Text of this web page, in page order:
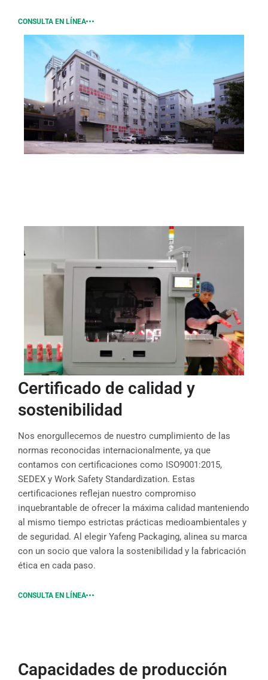
CONSULTA EN LÍNEA
Certificado de calidad y
sostenibilidad
Nos enorgullecemos de nuestro cumplimiento de las
normas reconocidas internacionalmente, ya que
contamos con certificaciones como ISO9001:2015,
SEDEX y Work Safety Standardization. Estas
certificaciones reflejan nuestro compromiso
inquebrantable de ofrecer la máxima calidad manteniendo
al mismo tiempo estrictas prácticas medioambientales y
de seguridad. Al elegir Yafeng Packaging, alinea su marca
con un socio que valora la sostenibilidad y la fabricación
ética en cada paso.
CONSULTA EN LÍNEA
Capacidades de producción